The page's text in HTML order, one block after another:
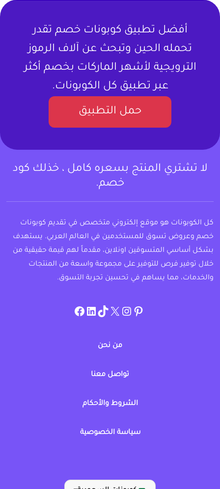
أفضل تطبيق كوبونات خصم تقدر
تحمله الحين وتبحث عن آلاف الرموز
الترويجية لأشهر الماركات بخصم أكثر
عبر تطبيق كل الكوبونات.
حمل التطبيق
لا تشتري المنتج بسعره كامل ، خذلك كود
خصم.
كل الكوبونات هو موقع إلكتروني متخصص في تقديم كوبونات
خصم وعروض تسوق للمستخدمين في العالم العربي. يستهدف
بشكل أساسي المتسوقين اونلاين، مقدماً لهم قيمة حقيقية من
خلال توفير فرص للتوفير على مجموعة واسعة من المنتجات
والخدمات، مما يساهم في تحسين تجربة التسوق.
pinterest
allcouponat
twitter
TikTok
linkedin
facebook
من نحن
تواصل معنا
الشروط والأحكام
سياسة الخصوصية